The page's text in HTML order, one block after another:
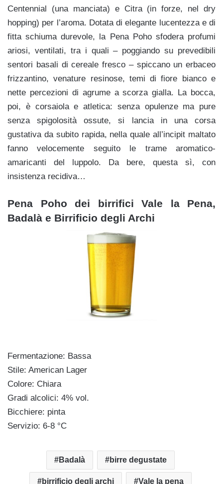
Centennial (una manciata) e Citra (in forze, nel dry
hopping) per l’aroma. Dotata di elegante lucentezza e di
fitta schiuma durevole, la Pena Poho sfodera profumi
ariosi, ventilati, tra i quali – poggiando su prevedibili
sentori basali di cereale fresco – spiccano un erbaceo
frizzantino, venature resinose, temi di fiore bianco e
nette percezioni di agrume a scorza gialla. La bocca,
poi, è corsaiola e atletica: senza opulenze ma pure
senza spigolosità ossute, si lancia in una corsa
gustativa da subito rapida, nella quale all’incipit maltato
fanno velocemente seguito le trame aromatico-
amaricanti del luppolo. Da bere, questa sì, con
insistenza recidiva…
Pena Poho dei birrifici Vale la Pena,
Badalà e Birrificio degli Archi
Fermentazione: Bassa
Stile: American Lager
Colore: Chiara
Gradi alcolici: 4% vol.
Bicchiere: pinta
Servizio: 6-8 °C
Badalà birre degustate
birrificio degli archi Vale la pena